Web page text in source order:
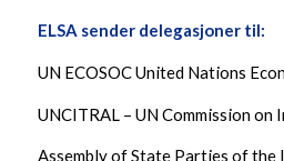
ELSA sender delegasjoner til:
UN ECOSOC United Nations
UNCITRAL – UN Commission
Assembly of State Parties of